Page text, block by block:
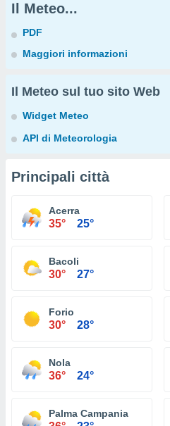
Il Meteo...
PDF
Maggiori informazioni
Il Meteo sul tuo sito Web
Widget Meteo
API di Meteorologia
Principali città
Acerra
35° 25°
Bacoli
30° 27°
Forio
30° 28°
Nola
36° 24°
Palma Campania